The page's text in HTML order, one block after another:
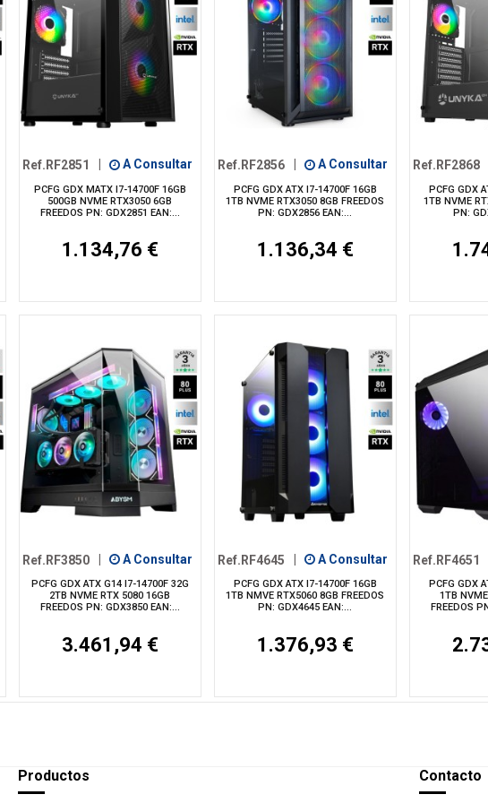
Ref.RF2851 A Consultar
PCFG GDX MATX I7-14700F 16GB
500GB NVME RTX3050 6GB
FREEDOS PN: GDX2851 EAN:...
1.134,76 €
Ref.RF2856 A Consultar
PCFG GDX ATX I7-14700F 16GB
1TB NVME RTX3050 8GB FREEDOS
PN: GDX2856 EAN:...
1.136,34 €
Ref.RF2868
PCFG GDX
1TB NVME
PN:
Ref.RF3850 A Consultar
PCFG GDX ATX G14 I7-14700F 32G
2TB NVME RTX 5080 16GB
FREEDOS PN: GDX3850 EAN:...
3.461,94 €
Ref.RF4645 A Consultar
PCFG GDX ATX I7-14700F 16GB
1TB NMVE RTX5060 8GB FREEDOS
PN: GDX4645 EAN:...
1.376,93 €
Ref.RF4651
PCFG GDX
1TB
FREEDOS
Productos Contacto